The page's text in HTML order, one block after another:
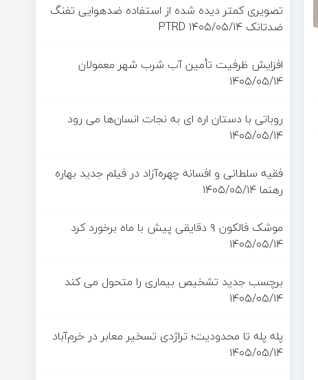
تصویری کمتر دیده شده از استفاده ضدهوایی تفنگ
ضدتانک PTRD ۱۴۰۵/۰۵/۱۴
افزایش ظرفیت تأمین آب شرب شهر معمولان
۱۴۰۵/۰۵/۱۴
روباتی با دستان اره ای به نجات انسان‌ها می رود
۱۴۰۵/۰۵/۱۴
فقیه سلطانی و افسانه چهره‌آزاد در فیلم جدید بهاره
رهنما ۱۴۰۵/۰۵/۱۴
موشک فالکون ۹ دقایقی پیش با ماه برخورد کرد
۱۴۰۵/۰۵/۱۴
برچسب جدید تشخیص بیماری را متحول می کند
۱۴۰۵/۰۵/۱۴
پله پله تا محدودیت؛ تراژدی تسخیر معابر در خرم‌آباد
۱۴۰۵/۰۵/۱۴